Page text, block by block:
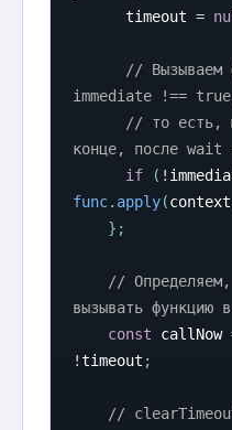
      timeout
=
// Вызываем
immediate !==
// то есть,
конце, после wait
if
( !
func. apply(context
} ;
//
вызывать функцию
const callNow
!timeout ;
//